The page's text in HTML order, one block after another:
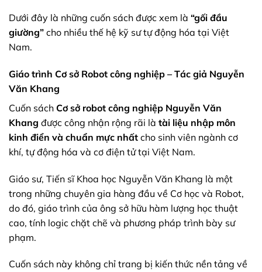
Dưới đây là những cuốn sách được xem là “gối đầu
giường” cho nhiều thế hệ kỹ sư tự động hóa tại Việt
Nam.
Giáo trình Cơ sở Robot công nghiệp – Tác giả Nguyễn
Văn Khang
Cuốn sách Cơ sở robot công nghiệp Nguyễn Văn
Khang được công nhận rộng rãi là tài liệu nhập môn
kinh điển và chuẩn mực nhất cho sinh viên ngành cơ
khí, tự động hóa và cơ điện tử tại Việt Nam.
Giáo sư, Tiến sĩ Khoa học Nguyễn Văn Khang là một
trong những chuyên gia hàng đầu về Cơ học và Robot,
do đó, giáo trình của ông sở hữu hàm lượng học thuật
cao, tính logic chặt chẽ và phương pháp trình bày sư
phạm.
Cuốn sách này không chỉ trang bị kiến thức nền tảng về